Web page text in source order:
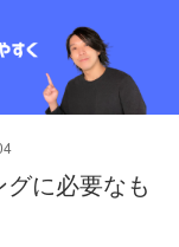
に必要なも